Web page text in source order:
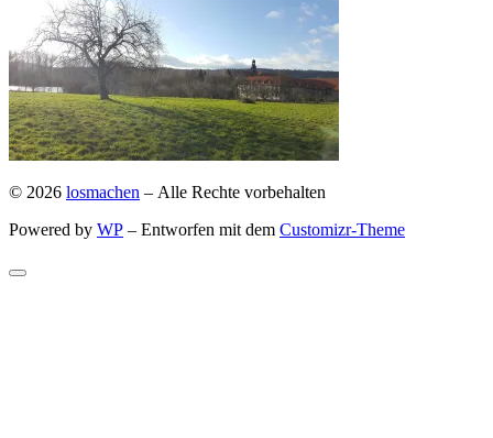
© 2026 losmachen – Alle Rechte vorbehalten
Powered by WP – Entworfen mit dem Customizr-Theme